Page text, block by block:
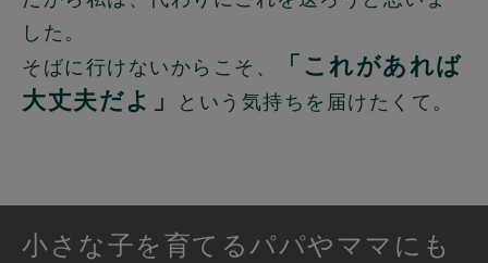
した。
そばに行けないからこそ、
「これがあれば
大丈夫だよ」
という気持ちを届けたくて。
小さな子を育てるパパやママにも